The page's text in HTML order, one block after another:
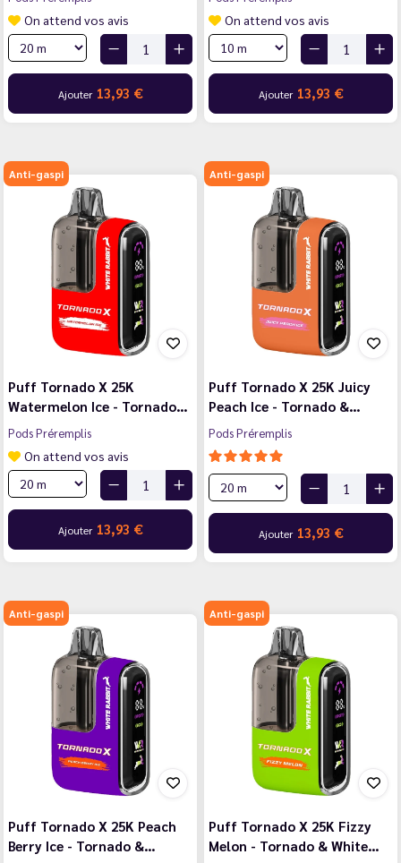
On attend vos avis
Ajouter 13,93 €
On attend vos avis
Ajouter 13,93 €
Anti-gaspi
Puff Tornado X 25K
Watermelon Ice - Tornado…
Pods Préremplis
On attend vos avis
Ajouter 13,93 €
Anti-gaspi
Puff Tornado X 25K Juicy
Peach Ice - Tornado &…
Pods Préremplis
Ajouter 13,93 €
Anti-gaspi
Puff Tornado X 25K Peach
Berry Ice - Tornado &…
Anti-gaspi
Puff Tornado X 25K Fizzy
Melon - Tornado & White…